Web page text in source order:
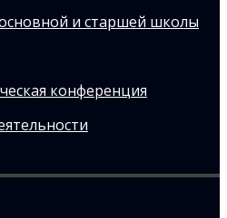
и старшей школы
конференция